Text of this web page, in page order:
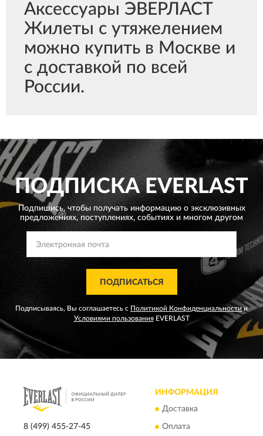
Аксессуары ЭВЕРЛАСТ
Жилеты с утяжелением
можно купить в Москве и
с доставкой по всей
России.
ПОДПИСКАEVERLAST
Подпишись, чтобы получать информацию о эксклюзивных
предложениях, поступлениях, событиях и многом другом
ПОДПИСАТЬСЯ
Подписываясь, Вы соглашаетесь с Политикой Конфиденциальности и
Условиями пользованияEVERLAST
8 (499) 455-27-45
ИНФОРМАЦИЯ
Доставка
Оплата